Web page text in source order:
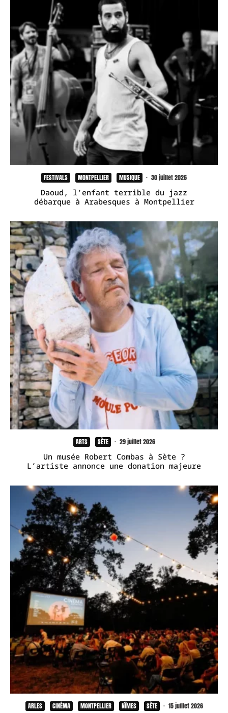
FESTIVALS MONTPELLIER MUSIQUE · 30 juillet 2026
Daoud, l’enfant terrible du jazz
débarque à Arabesques à Montpellier
ARTS SÈTE · 29 juillet 2026
Un musée Robert Combas à Sète ?
L’artiste annonce une donation majeure
ARLES CINÉMA MONTPELLIER NÎMES SÈTE · 15 juillet 2026